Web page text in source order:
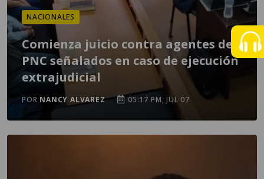
NACIONALES
Comienza juicio contra agentes de
PNC señalados en caso de ejecución
extrajudicial
POR NANCY ALVAREZ 05:17 PM, JUL 07